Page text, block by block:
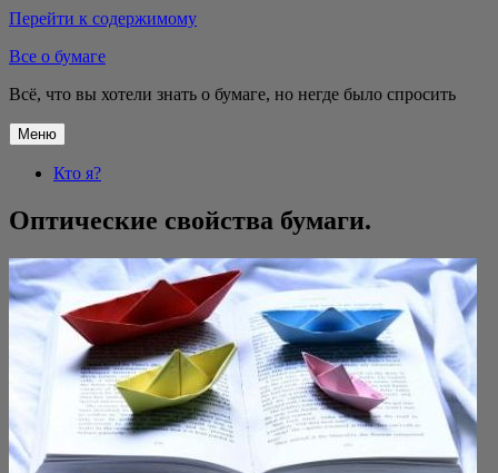
Перейти к содержимому
Все о бумаге
Всё, что вы хотели знать о бумаге, но негде было спросить
Меню
Кто я?
Оптические свойства бумаги.